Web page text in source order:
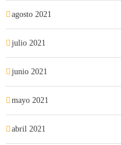
agosto 2021
julio 2021
junio 2021
mayo 2021
abril 2021